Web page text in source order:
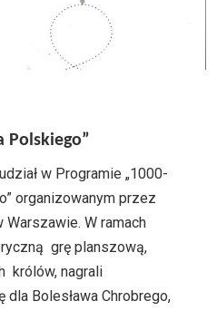
Polskiego”
w Programie „1000-
organizowanym przez
W ramach
grę planszową,
królów, nagrali
Bolesława Chrobrego,